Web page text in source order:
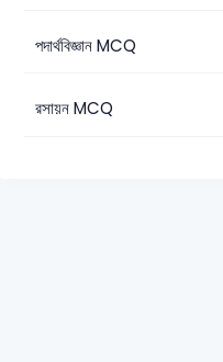
পদার্থবিজ্ঞান MCQ
রসায়ন MCQ